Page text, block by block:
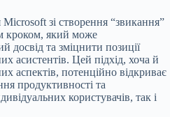
Microsoft зі створення “звикання”
кроком, який може
досвід та зміцнити позиції
асистентів. Цей підхід, хоча й
аспектів, потенційно відкриває
продуктивності та
користувачів, так і